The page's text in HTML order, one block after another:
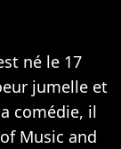
né le 17
jumelle et
comédie, il
Music and